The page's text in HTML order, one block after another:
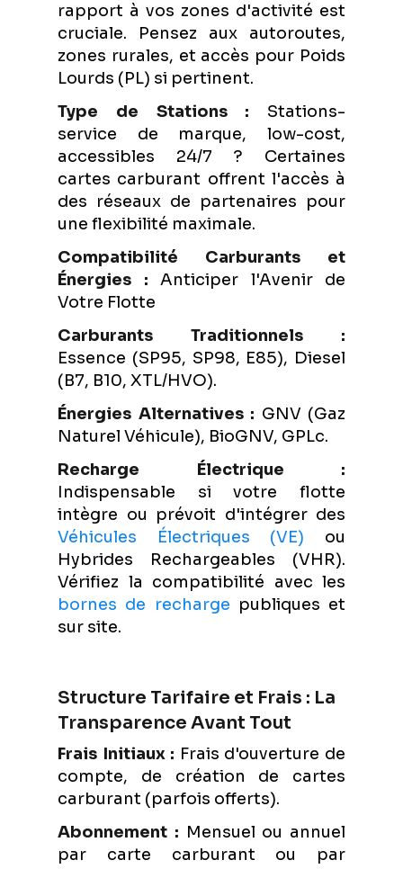
rapport à vos zones d'activité est
cruciale. Pensez aux autoroutes,
zones rurales, et accès pour Poids
Lourds (PL) si pertinent.
Type de Stations : Stations-
service de marque, low-cost,
accessibles 24/7 ? Certaines
cartes carburant offrent l'accès à
des réseaux de partenaires pour
une flexibilité maximale.
Compatibilité Carburants et
Énergies : Anticiper l'Avenir de
Votre Flotte
Carburants Traditionnels :
Essence (SP95, SP98, E85), Diesel
(B7, B10, XTL/HVO).
Énergies Alternatives : GNV (Gaz
Naturel Véhicule), BioGNV, GPLc.
Recharge Électrique :
Indispensable si votre flotte
intègre ou prévoit d'intégrer des
Véhicules Électriques (VE) ou
Hybrides Rechargeables (VHR).
Vérifiez la compatibilité avec les
bornes de recharge publiques et
sur site.
Structure Tarifaire et Frais : La
Transparence Avant Tout
Frais Initiaux : Frais d'ouverture de
compte, de création de cartes
carburant (parfois offerts).
Abonnement : Mensuel ou annuel
par carte carburant ou par